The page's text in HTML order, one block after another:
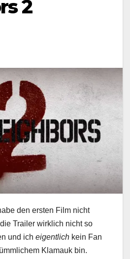
2
den ersten Film nicht
Trailer wirklich nicht so
und ich eigentlich kein Fan
Klamauk bin.